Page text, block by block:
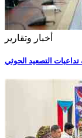
أخبار وتقارير